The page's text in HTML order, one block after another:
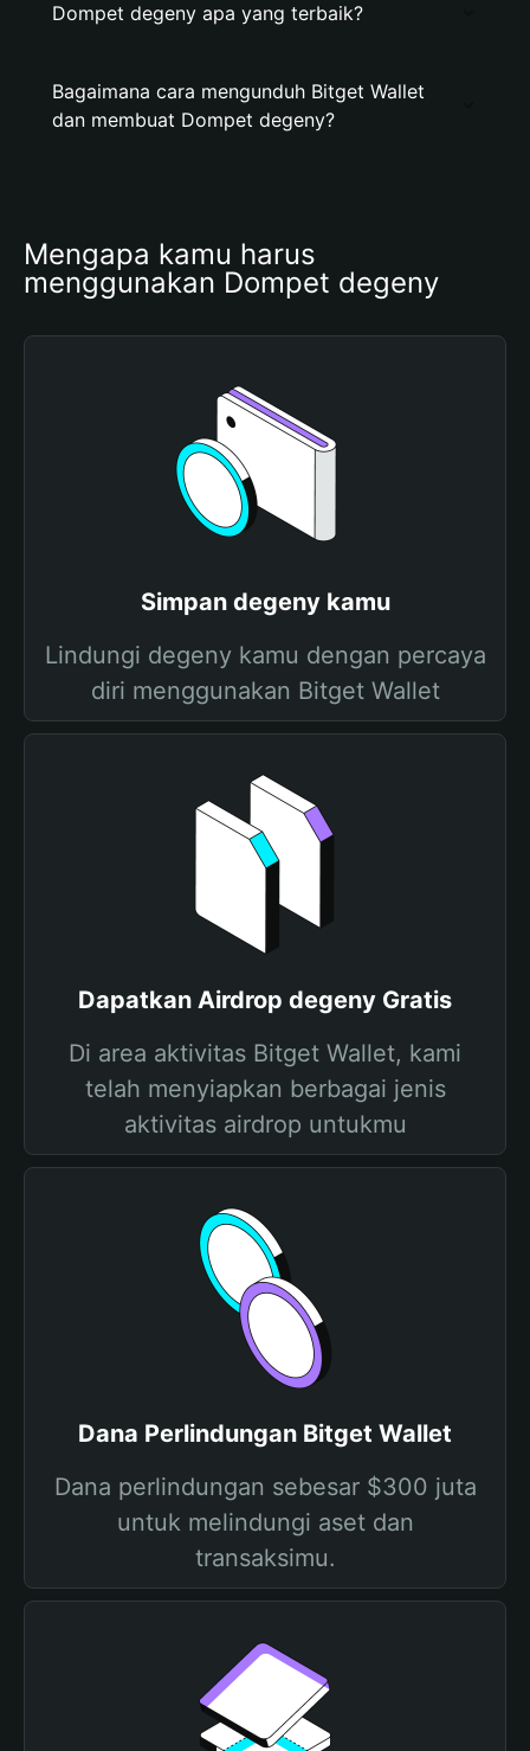
Dompet degeny apa yang terbaik?
Bagaimana cara mengunduh Bitget Wallet
dan membuat Dompet degeny?
Mengapa kamu harus
menggunakan Dompet degeny
Simpan degeny kamu
Lindungi degeny kamu dengan percaya
diri menggunakan Bitget Wallet
Dapatkan Airdrop degeny Gratis
Di area aktivitas Bitget Wallet, kami
telah menyiapkan berbagai jenis
aktivitas airdrop untukmu
Dana Perlindungan Bitget Wallet
Dana perlindungan sebesar $300 juta
untuk melindungi aset dan
transaksimu.